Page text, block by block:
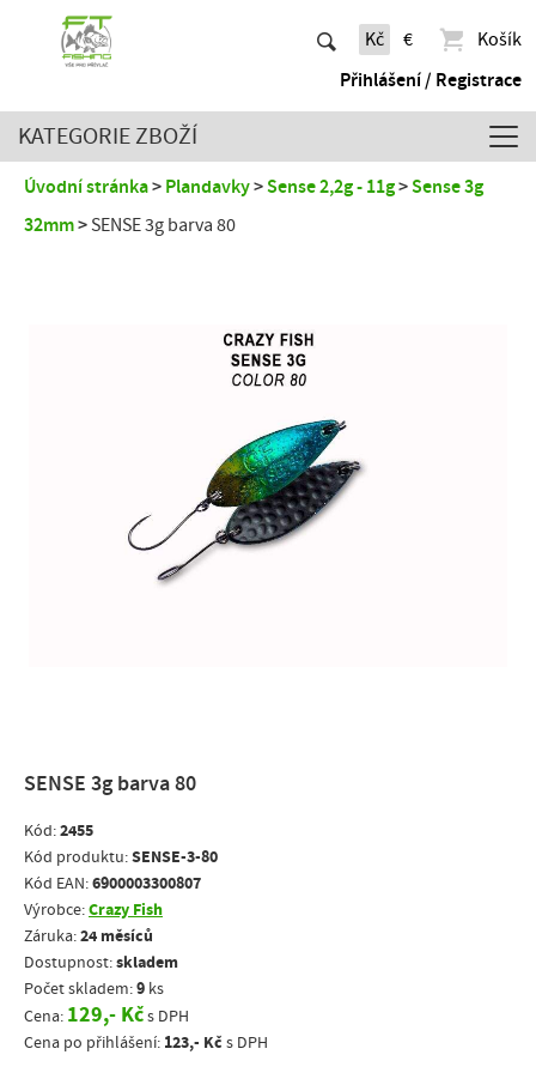
Kč €
Košík
Přihlášení / Registrace
KATEGORIE ZBOŽÍ
Úvodní stránka Plandavky Sense 2,2g - 11g
Sense 3g
32mm
SENSE 3g barva 80
SENSE 3g barva 80
Kód:2455
Kód produktu:SENSE-3-80
Kód EAN:6900003300807
Výrobce:Crazy Fish
Záruka:24 měsíců
Dostupnost:skladem
Počet skladem:9 ks
Cena: 129,- Kčs DPH
Cena po přihlášení: 123,- Kč s DPH